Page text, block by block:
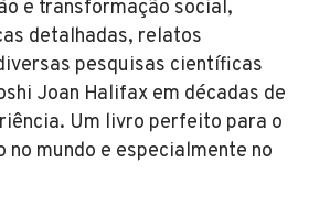
e transformação social,
detalhadas, relatos
pesquisas científicas
Joan Halifax em décadas de
Um livro perfeito para o
no mundo e especialmente no